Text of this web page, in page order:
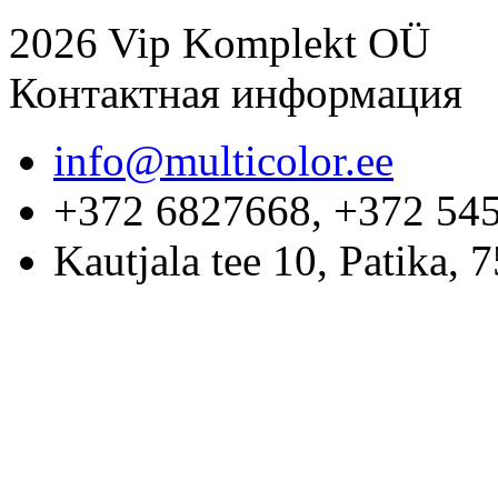
2026 Vip Komplekt OÜ
Контактная информация
info@multicolor.ee
+372 6827668, +372
Kautjala tee 10, Patika,